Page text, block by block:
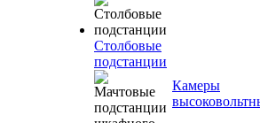
Столбовые
подстанции
Камеры